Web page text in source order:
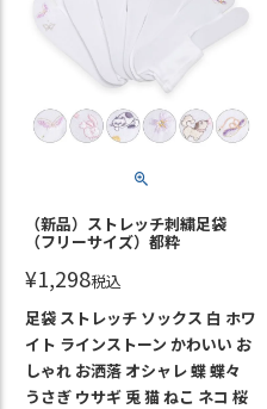
（新品）ストレッチ刺繍足袋
（フリーサイズ）都粋
¥1,298税込
足袋 ストレッチ ソックス 白 ホワ
イト ラインストーン かわいい お
しゃれ お洒落 オシャレ 蝶 蝶々
うさぎ ウサギ 兎 猫 ねこ ネコ 桜